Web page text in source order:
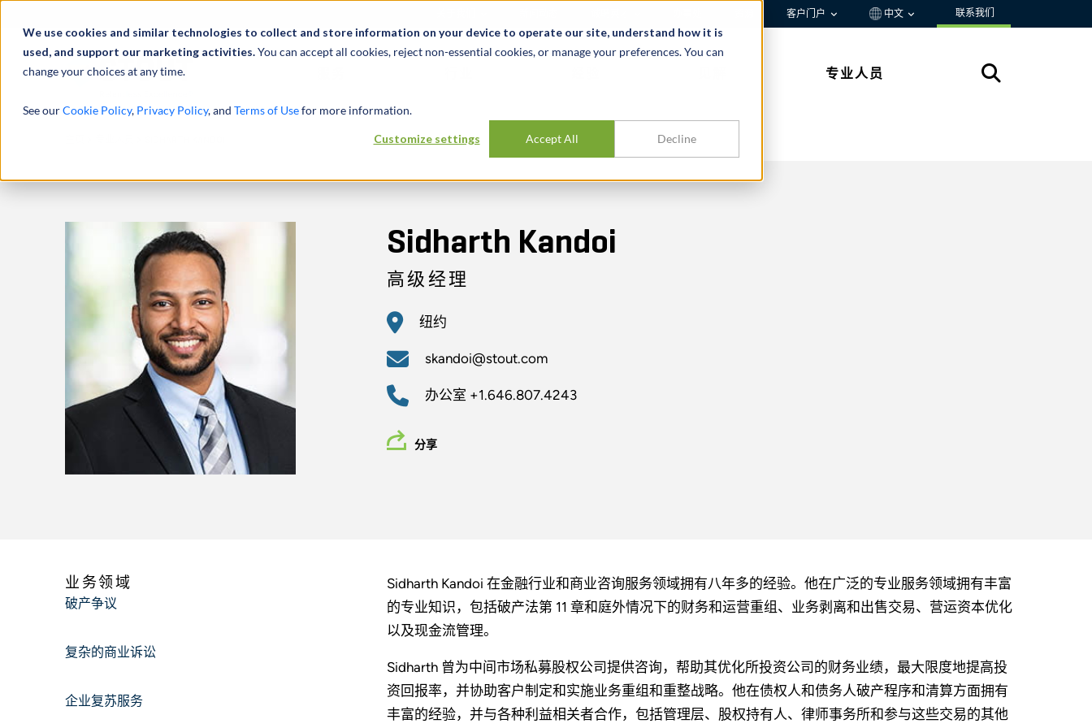
We use cookies and similar technologies to collect and store information on your device to operate our site, understand how it is
used, and support our marketing activities.You can accept all cookies, reject non-essential cookies, or manage your preferences. You can
change your choices at any time.
See ourCookie Policy, Privacy Policy, and Terms of Usefor more information.
Customize settings Accept All Decline
客户门户 中文 联系我们
专业人员
Sidharth Kandoi
高级经理
纽约
skandoi@stout.com
办公室 +1.646.807.4243
分享
Sidharth Kandoi 在金融行业和商业咨询服务领域拥有八年多的经验。他在广泛的专业服务领域拥有丰富
的专业知识，包括破产法第 11 章和庭外情况下的财务和运营重组、业务剥离和出售交易、营运资本优化
以及现金流管理。
Sidharth 曾为中间市场私募股权公司提供咨询，帮助其优化所投资公司的财务业绩，最大限度地提高投
资回报率，并协助客户制定和实施业务重组和重整战略。他在债权人和债务人破产程序和清算方面拥有
丰富的经验，并与各种利益相关者合作，包括管理层、股权持有人、律师事务所和参与这些交易的其他
业务领域
破产争议
复杂的商业诉讼
企业复苏服务